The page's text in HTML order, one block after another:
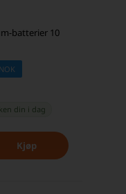
batterier 10
din i dag